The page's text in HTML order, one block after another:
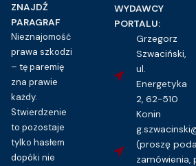
ZNAJDŹ
PARAGRAF
Nieznajomość
prawa szkodzi
– tę paremię
zna prawie
każdy.
Stwierdzenie
to pozostaje
tylko hasłem
dopóki nie
WYDAWCY
PORTALU:
Grzegorz
Szwaciński,
ul.
Energetyka
2, 62-510
Konin
(proszę
zamówienia,